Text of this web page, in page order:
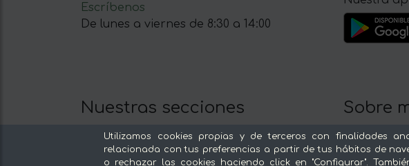
Escríbenos
De lunes a viernes de 8:30 a 14:00
Nuestras secciones
Del productor, sin intermediarios
Tiendas Especializadas y Productos
Sobre
Ventajas
mentta
Utilizamos cookies propias y de terceros con finalidades
relacionada con tus preferencias a partir de tus hábitos de
o rechazar las cookies haciendo click en "Configurar".